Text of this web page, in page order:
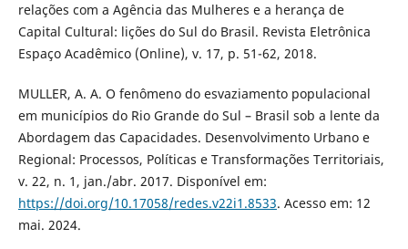
relações com a Agência das Mulheres e a herança de
Capital Cultural: lições do Sul do Brasil. Revista Eletrônica
Espaço Acadêmico (Online), v. 17, p. 51-62, 2018.
MULLER, A. A. O fenômeno do esvaziamento populacional
em municípios do Rio Grande do Sul – Brasil sob a lente da
Abordagem das Capacidades. Desenvolvimento Urbano e
Regional: Processos, Políticas e Transformações Territoriais,
v. 22, n. 1, jan./abr. 2017. Disponível em:
https://doi.org/10.17058/redes.v22i1.8533. Acesso em: 12
mai. 2024.